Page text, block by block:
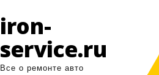
iron-
service.ru
Все о ремонте авто